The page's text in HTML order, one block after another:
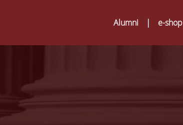
Alumni | e-shop